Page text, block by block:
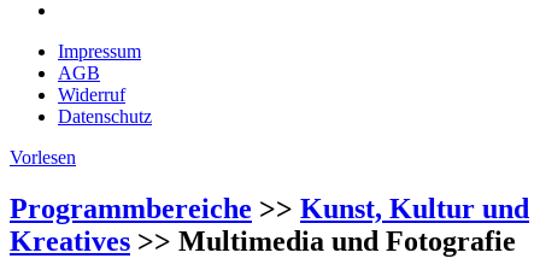
Impressum
AGB
Widerruf
Datenschutz
Vorlesen
Programmbereiche >> Kunst, Kultur und
Kreatives >> Multimedia und Fotografie